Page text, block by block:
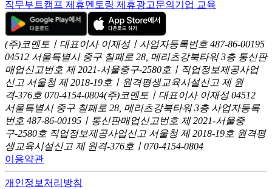
직무부트캠프 제휴멘토링 제휴광고문의 기업 교육
(주)코멘토ㅣ대표이사 이재성ㅣ사업자등록번호 487-86-00195
04512 서울특별시 중구 칠패로 28, 메리츠강북타워 3층 통신판
매업신고번호 제 2021-서울중구-2580호ㅣ직업정보제공사업
신고 서울청 제 2018-19호ㅣ원격평생교육시설신고 제 원
격-376호 070-4154-0804(주)코멘토ㅣ대표이사 이재성 04512
서울특별시 중구 칠패로 28, 메리츠강북타워 3층 사업자등록
번호 487-86-00195ㅣ통신판매업신고번호 제 2021-서울중
구-2580호 직업정보제공사업신고 서울청 제 2018-19호 원격평
생교육시설신고 제 원격-376호ㅣ070-4154-0804
이용약관
개인정보처리방침